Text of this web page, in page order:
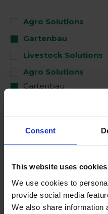
Consent
This website uses cookies
We use cookies to
provide social media
We also share information
Agro Solutions
Gartenbau
Livestock Solutions
Agro Solutions
Gartenbau
Benutzt für